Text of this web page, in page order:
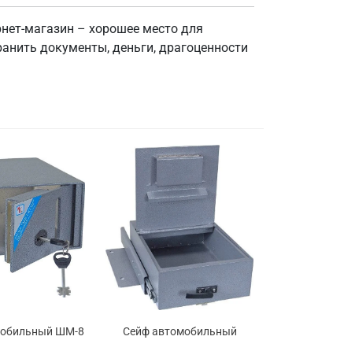
магазин – хорошее место для
документы, деньги, драгоценности
ШМ-8
Сейф автомобильный